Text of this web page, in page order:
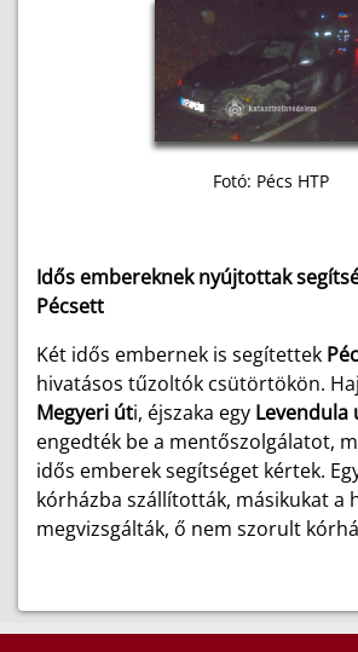
Fotó: Pécs HTP
Idős embereknek nyújtottak
Pécsett
Két idős embernek is segítettek
hivatásos tűzoltók csütörtökön.
Megyeri úti, éjszaka egy Levendula
engedték be a mentőszolgálatot,
idős emberek segítséget kértek.
kórházba szállították, másikukat a
megvizsgálták, ő nem szorult